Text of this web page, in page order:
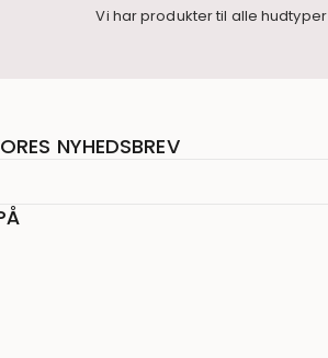
Vi har produkter til alle hudtyper
NYHEDSBREV